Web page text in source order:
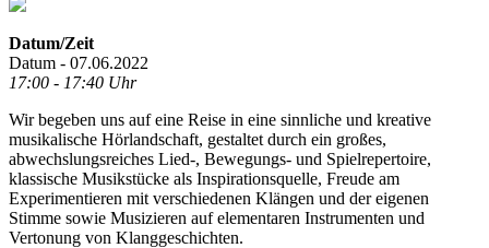
Datum/Zeit
Datum - 07.06.2022
17:00 - 17:40 Uhr
Wir begeben uns auf eine Reise in eine sinnliche und kreative
musikalische Hörlandschaft, gestaltet durch ein großes,
abwechslungsreiches Lied-, Bewegungs- und Spielrepertoire,
klassische Musikstücke als Inspirationsquelle, Freude am
Experimentieren mit verschiedenen Klängen und der eigenen
Stimme sowie Musizieren auf elementaren Instrumenten und
Vertonung von Klanggeschichten.